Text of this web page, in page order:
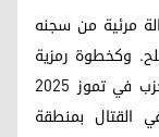
أوجلان رسالة مرئية من سجنه
وكخطوة رمزية
لقبول دعوة أوجلان، قام عدد من مقاتلي الحزب في تموز 2025
القتال بمنطقة